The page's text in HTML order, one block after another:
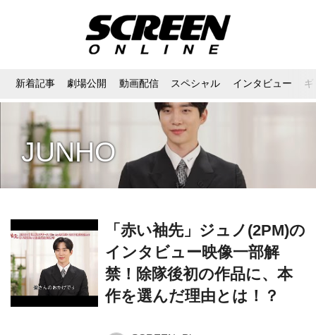
新着記事 劇場公開 動画配信 スペシャル インタビュー
JUNHO
「赤い袖先」ジュノ(2PM)の
インタビュー映像一部解
禁！除隊後初の作品に、本
作を選んだ理由とは！？